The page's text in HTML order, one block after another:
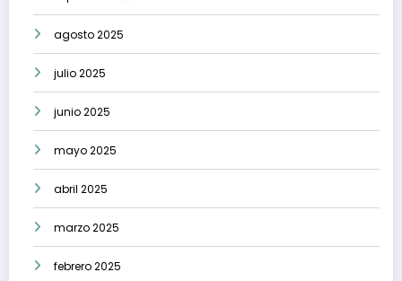
agosto 2025
julio 2025
junio 2025
mayo 2025
abril 2025
marzo 2025
febrero 2025